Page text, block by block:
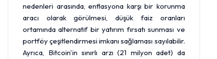
nedenleri arasında, enflasyona karşı bir korunma
aracı olarak görülmesi, düşük faiz oranları
ortamında alternatif bir yatırım fırsatı sunması ve
portföy çeşitlendirmesi imkanı sağlaması sayılabilir.
Ayrıca, Bitcoin'in sınırlı arzı (21 milyon adet) da